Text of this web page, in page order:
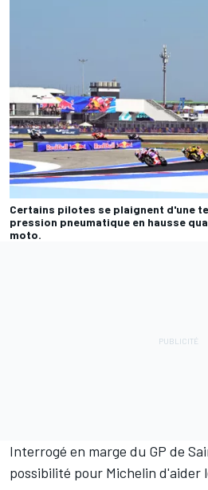
Certains pilotes se plaignent d'une
pression pneumatique en hausse
moto.
Interrogé en marge du GP de
possibilité pour Michelin d'aider